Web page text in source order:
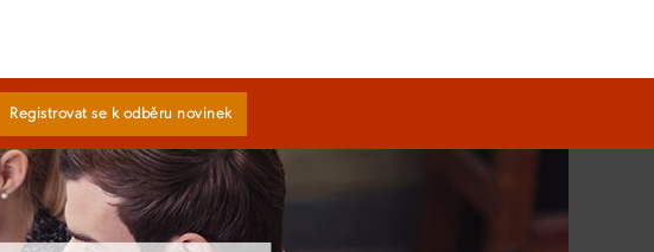
Registrovat se k odběru novinek